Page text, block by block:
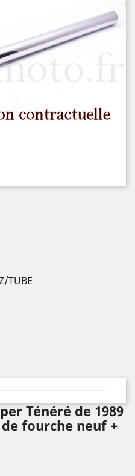
TUBE
Ténéré de 1989
de fourche neuf +